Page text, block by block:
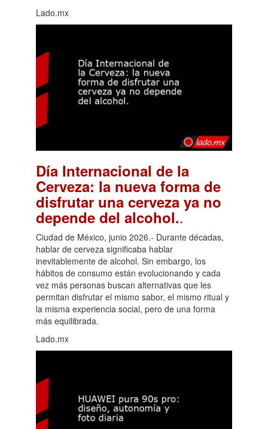
Lado.mx
Día Internacional de la
Cerveza: la nueva forma de
disfrutar una cerveza ya no
depende del alcohol..
Ciudad de México, junio 2026.- Durante décadas,
hablar de cerveza significaba hablar
inevitablemente de alcohol. Sin embargo, los
hábitos de consumo están evolucionando y cada
vez más personas buscan alternativas que les
permitan disfrutar el mismo sabor, el mismo ritual y
la misma experiencia social, pero de una forma
más equilibrada.
Lado.mx